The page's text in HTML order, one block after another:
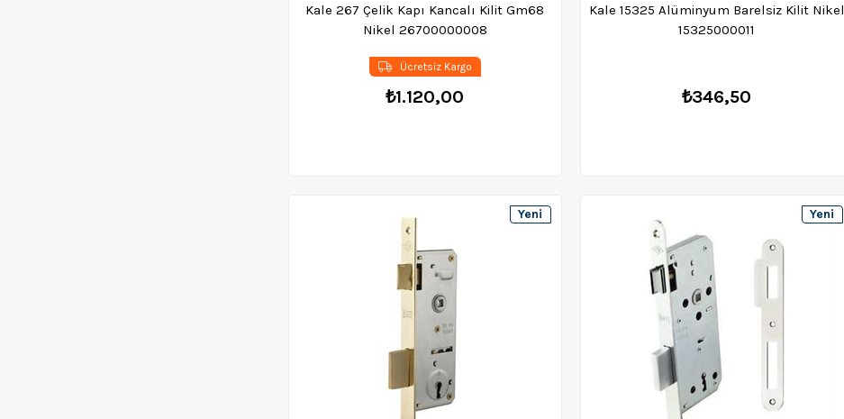
Kale 267 Çelik Kapı Kancalı Kilit Gm68
Nikel 26700000008
₺1.120,00
Ücretsiz Kargo
Kale 15325 Alüminyum Barelsiz Kilit Nikel
15325000011
₺346,50
Yeni
Yeni